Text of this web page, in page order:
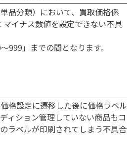
品分類）において、買取価格係
イナス数値を設定できない不具
999」までの間となります。
格設定に遷移した後に価格ラベル
ィション管理していない商品もコ
ラベルが印刷されてしまう不具合